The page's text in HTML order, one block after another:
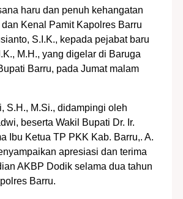
haru dan penuh kehangatan
Kenal Pamit Kapolres Barru
S.I.K., kepada pejabat baru
M.H., yang digelar di Baruga
Barru, pada Jumat malam
S.H., M.Si., didampingi oleh
beserta Wakil Bupati Dr. Ir.
Ibu Ketua TP PKK Kab. Barru,. A.
apresiasi dan terima
AKBP Dodik selama dua tahun
Barru.